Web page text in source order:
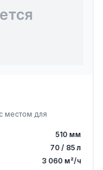
местом для
510 мм
70 / 85 л
3 060 м²/ч